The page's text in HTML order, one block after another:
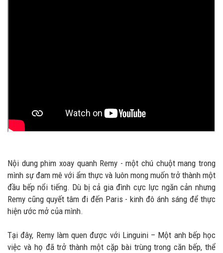
Nội dung phim xoay quanh Remy - một chú chuột mang trong
mình sự đam mê với ẩm thực và luôn mong muốn trở thành một
đầu bếp nổi tiếng. Dù bị cả gia đình cực lực ngăn cản nhưng
Remy cũng quyết tâm đi đến Paris - kinh đô ánh sáng để thực
hiện ước mở của mình.
Tại đây, Remy làm quen được với Linguini – Một anh bếp học
việc và họ đã trở thành một cặp bài trùng trong căn bếp, thể